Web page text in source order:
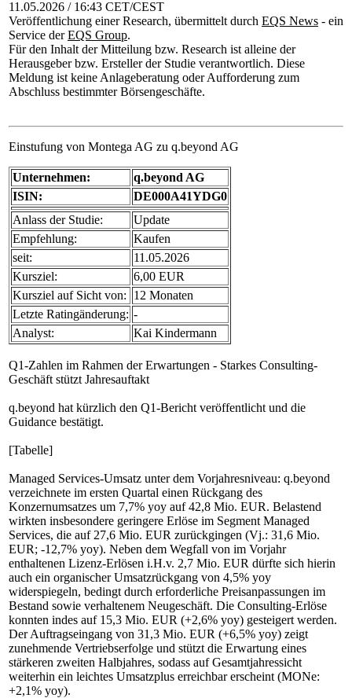
11.05.2026 / 16:43 CET/CEST
Veröffentlichung einer Research, übermittelt durch EQS News - ein
Service derEQS Group.
Für den Inhalt der Mitteilung bzw. Research ist alleine der
Herausgeber bzw. Ersteller der Studie verantwortlich. Diese
Meldung ist keine Anlageberatung oder Aufforderung zum
Abschluss bestimmter Börsengeschäfte.
Einstufung von Montega AG zu q.beyond AG
Unternehmen:
q.beyond AG
ISIN:
DE000A41YDG0
Anlass der Studie:
Update
Empfehlung:
Kaufen
seit:
11.05.2026
Kursziel:
6,00 EUR
Kursziel auf Sicht von:
12 Monaten
Letzte Ratingänderung: -
Analyst:
Kai Kindermann
Q1-Zahlen im Rahmen der Erwartungen - Starkes Consulting-
Geschäft stützt Jahresauftakt
q.beyond hat kürzlich den Q1-Bericht veröffentlicht und die
Guidance bestätigt.
[Tabelle]
Managed Services-Umsatz unter dem Vorjahresniveau: q.beyond
verzeichnete im ersten Quartal einen Rückgang des
Konzernumsatzes um 7,7% yoy auf 42,8 Mio. EUR. Belastend
wirkten insbesondere geringere Erlöse im Segment Managed
Services, die auf 27,6 Mio. EUR zurückgingen (Vj.: 31,6 Mio.
EUR; -12,7% yoy). Neben dem Wegfall von im Vorjahr
enthaltenen Lizenz-Erlösen i.H.v. 2,7 Mio. EUR dürfte sich hierin
auch ein organischer Umsatzrückgang von 4,5% yoy
widerspiegeln, bedingt durch erforderliche Preisanpassungen im
Bestand sowie verhaltenem Neugeschäft. Die Consulting-Erlöse
konnten indes auf 15,3 Mio. EUR (+2,6% yoy) gesteigert werden.
Der Auftragseingang von 31,3 Mio. EUR (+6,5% yoy) zeigt
zunehmende Vertriebserfolge und stützt die Erwartung eines
stärkeren zweiten Halbjahres, sodass auf Gesamtjahressicht
weiterhin ein leichtes Umsatzplus erreichbar erscheint (MONe:
+2,1% yoy).